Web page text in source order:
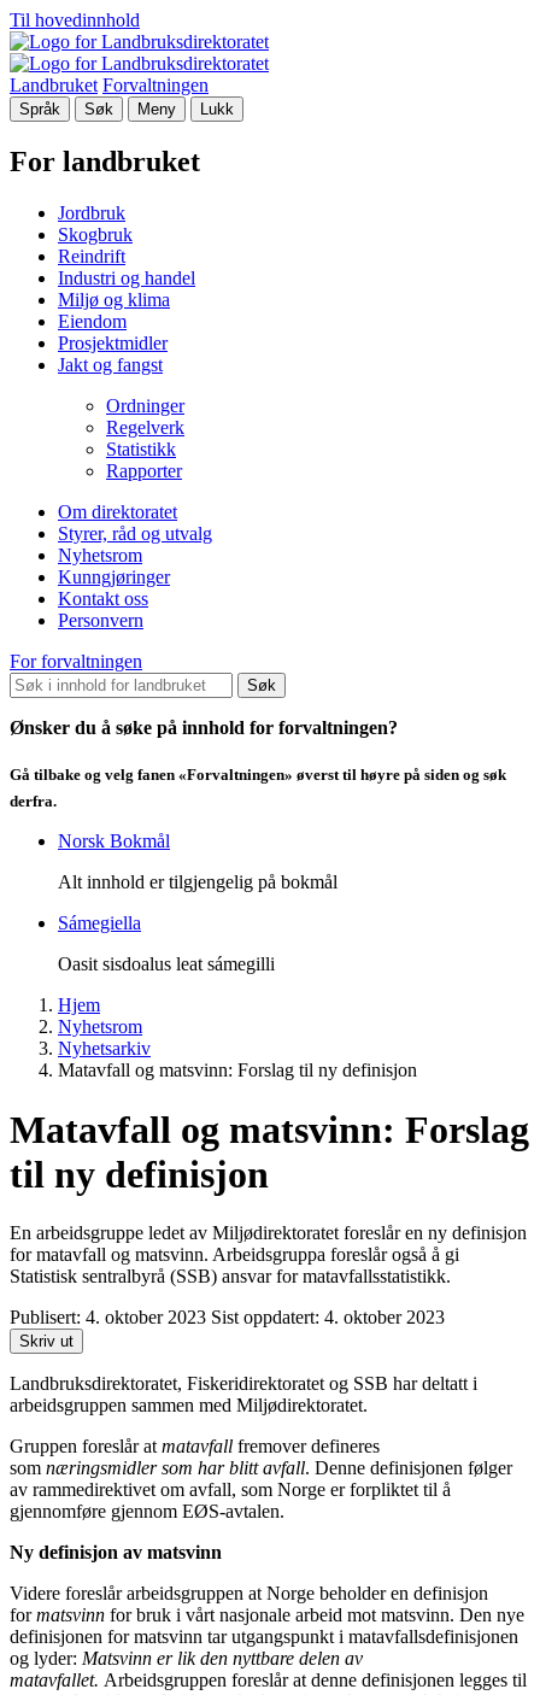
Til hovedinnhold
Landbruket Forvaltningen
Språk Søk Meny Lukk
For landbruket
Jordbruk
Skogbruk
Reindrift
Industri og handel
Miljø og klima
Eiendom
Prosjektmidler
Jakt og fangst
Ordninger
Regelverk
Statistikk
Rapporter
Om direktoratet
Styrer, råd og utvalg
Nyhetsrom
Kunngjøringer
Kontakt oss
Personvern
For forvaltningen
Søk
Ønsker du å søke på innhold for forvaltningen?
Gå tilbake og velg fanen «Forvaltningen» øverst til høyre på siden og søk
derfra.
Norsk Bokmål
Alt innhold er tilgjengelig på bokmål
Sámegiella
Oasit sisdoalus leat sámegilli
Hjem
Nyhetsrom
Nyhetsarkiv
Matavfall og matsvinn: Forslag til ny definisjon
Matavfall og matsvinn: Forslag
til ny definisjon
En arbeidsgruppe ledet av Miljødirektoratet foreslår en ny definisjon
for matavfall og matsvinn. Arbeidsgruppa foreslår også å gi
Statistisk sentralbyrå (SSB) ansvar for matavfallsstatistikk.
Publisert: 4. oktober 2023 Sist oppdatert: 4. oktober 2023
Skriv ut
Landbruksdirektoratet, Fiskeridirektoratet og SSB har deltatt i
arbeidsgruppen sammen med Miljødirektoratet.
Gruppen foreslår at matavfall fremover defineres
som næringsmidler som har blitt avfall. Denne definisjonen følger
av rammedirektivet om avfall, som Norge er forpliktet til å
gjennomføre gjennom EØS-avtalen.
Ny definisjon av matsvinn
Videre foreslår arbeidsgruppen at Norge beholder en definisjon
formatsvinn for bruk i vårt nasjonale arbeid mot matsvinn. Den nye
definisjonen for matsvinn tar utgangspunkt i matavfallsdefinisjonen
og lyder: Matsvinn er lik den nyttbare delen av
matavfallet. Arbeidsgruppen foreslår at denne definisjonen legges til